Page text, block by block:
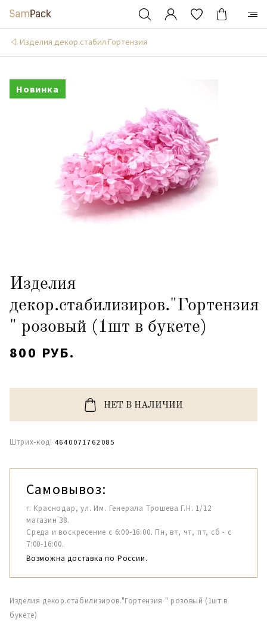
Изделия декор.стабил.Гортензия
Новинка
Изделия
декор.стабилизиров."Гортензия
" розовый (1шт в букете)
800 РУБ.
НЕТ В НАЛИЧИИ
Штрих-код: 4640071762085
Самовывоз:
г. Краснодар, ул. Им. Генерала Трошева Г.Н. 1/12
магазин 38.
Среда и воскресение с 6:00-16:00. Пн, вт, чт, пт, сб - с
7:00-16:00.
Возможна доставка по России.
Изделия декор.стабилизиров."Гортензия " розовый (1шт в
букете)